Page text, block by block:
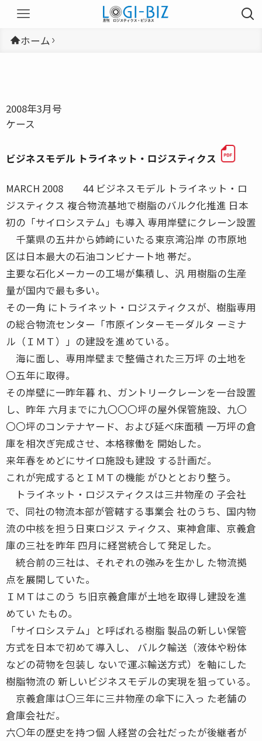
ホーム
2008年3月号
ケース
ビジネスモデル トライネット・ロジスティクス
MARCH 2008 44 ビジネスモデル トライネット・ロ
ジスティクス 複合物流基地で樹脂のバルク化推進 日本
初の「サイロシステム」も導入 専用岸壁にクレーン設置
千葉県の五井から姉崎にいたる東京湾沿岸 の市原地
区は日本最大の石油コンビナート地 帯だ。
主要な石化メーカーの工場が集積し、汎 用樹脂の生産
量が国内で最も多い。
その一角 にトライネット・ロジスティクスが、樹脂専用
の総合物流センター「市原インターモーダルタ ーミナ
ル（ＩＭＴ）」の建設を進めている。
海に面し、専用岸壁まで整備された三万坪 の土地を
〇五年に取得。
その岸壁に一昨年暮 れ、ガントリークレーンを一台設置
し、昨年 六月までに九〇〇〇坪の屋外保管施設、九〇
〇〇坪のコンテナヤード、および延べ床面積 一万坪の倉
庫を相次ぎ完成させ、本格稼働を 開始した。
来年春をめどにサイロ施設も建設 する計画だ。
これが完成するとＩＭＴの機能 がひととおり整う。
トライネット・ロジスティクスは三井物産の 子会社
で、同社の物流本部が管轄する事業会 社のうち、国内物
流の中核を担う日東ロジス ティクス、東神倉庫、京義倉
庫の三社を昨年 四月に経営統合して発足した。
統合前の三社は、それぞれの強みを生かし た物流拠
点を展開していた。
ＩＭＴはこのう ち旧京義倉庫が土地を取得し建設を進
めてい たもの。
「サイロシステム」と呼ばれる樹脂 製品の新しい保管
方式を日本で初めて導入し、 バルク輸送（液体や粉体
などの荷物を包装し ないで運ぶ輸送方式）を軸にした
樹脂物流の 新しいビジネスモデルの実現を狙っている。
京義倉庫は〇三年に三井物産の傘下に入っ た老舗の
倉庫会社だ。
六〇年の歴史を持つ個 人経営の会社だったが後継者が